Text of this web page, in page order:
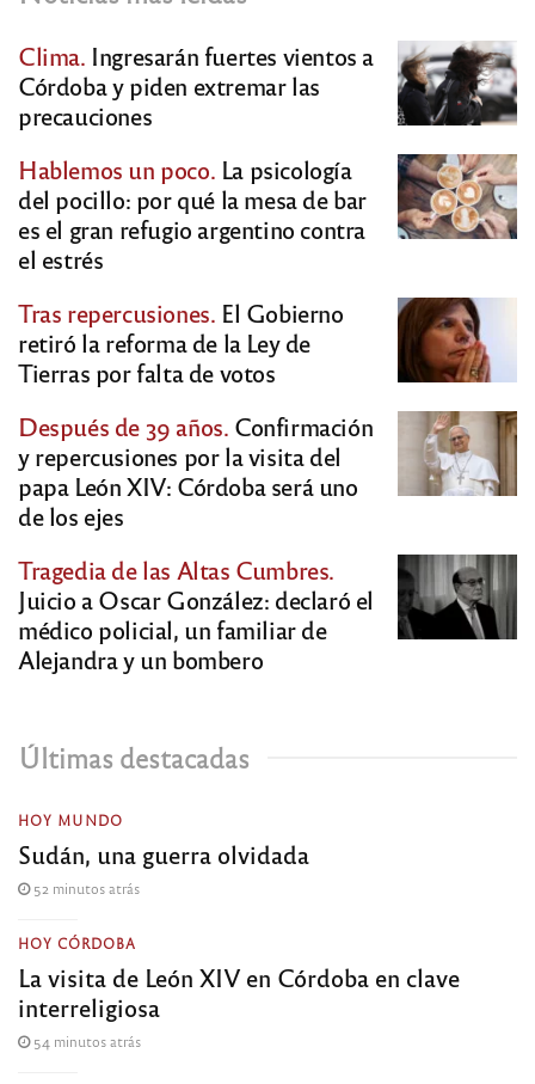
Clima. Ingresarán fuertes vientos a
Córdoba y piden extremar las
precauciones
Hablemos un poco. La psicología
del pocillo: por qué la mesa de bar
es el gran refugio argentino contra
el estrés
Tras repercusiones. El Gobierno
retiró la reforma de la Ley de
Tierras por falta de votos
Después de 39 años. Confirmación
y repercusiones por la visita del
papa León XIV: Córdoba será uno
de los ejes
Tragedia de las Altas Cumbres.
Juicio a Oscar González: declaró el
médico policial, un familiar de
Alejandra y un bombero
Últimas destacadas
HOY MUNDO
Sudán, una guerra olvidada
52 minutos atrás
HOY CÓRDOBA
La visita de León XIV en Córdoba en clave
interreligiosa
54 minutos atrás